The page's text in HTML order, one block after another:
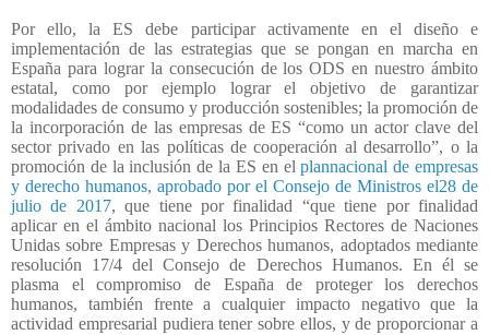
Por ello, la ES debe participar activamente en el diseño e
implementación de las estrategias que se pongan en marcha en
España para lograr la consecución de los ODS en nuestro ámbito
estatal, como por ejemplo lograr el objetivo de garantizar
modalidades de consumo y producción sostenibles; la promoción de
la incorporación de las empresas de ES “como un actor clave del
sector privado en las políticas de cooperación al desarrollo”, o la
promoción de la inclusión de la ES en elplannacional de empresas
y derecho humanos, aprobado por el Consejo de Ministros el28 de
julio de 2017, que tiene por finalidad “que tiene por finalidad
aplicar en el ámbito nacional los Principios Rectores de Naciones
Unidas sobre Empresas y Derechos humanos, adoptados mediante
resolución 17/4 del Consejo de Derechos Humanos. En él se
plasma el compromiso de España de proteger los derechos
humanos, también frente a cualquier impacto negativo que la
actividad empresarial pudiera tener sobre ellos, y de proporcionar a